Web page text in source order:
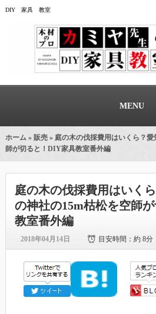
DIY 家具 教室
MENU
ホーム » 販売» 庭の木の伐採費用はいくら？
師が切ると！DIY家具教室番外編
庭の木の伐採費用はいく
の神社の15m枯松を空師
教室番外編
2018年04月14日 目安時間：約 8分